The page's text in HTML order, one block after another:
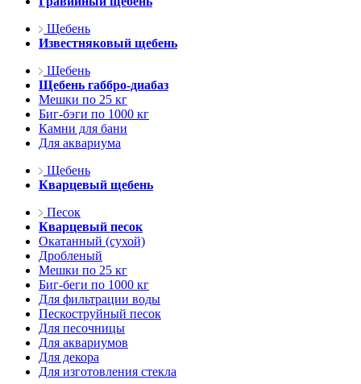
Щебень
Известняковый щебень
Щебень
Щебень габбро-диабаз
Мешки по 25 кг
Биг-бэги по 1000 кг
Камни для бани
Для аквариума
Щебень
Кварцевый щебень
Песок
Кварцевый песок
Окатанный (сухой)
Дробленый
Мешки по 25 кг
Биг-беги по 1000 кг
Для фильтрации воды
Пескоструйный песок
Для песочницы
Для аквариумов
Для декора
Для изготовления стекла